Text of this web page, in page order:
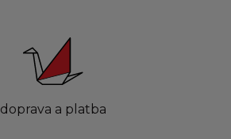
doprava a platba